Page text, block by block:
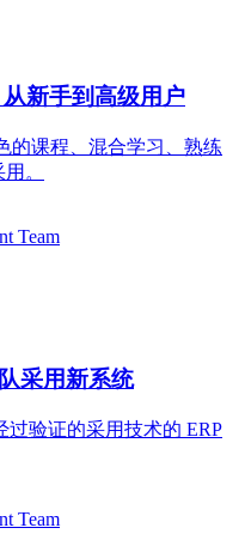
新手到高级用户
的课程、混合学习、熟练
。
Team
采用新系统
验证的采用技术的 ERP
Team